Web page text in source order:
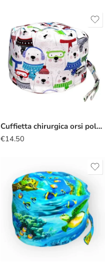
Cuffietta chirurgica orsi polari
€14.50